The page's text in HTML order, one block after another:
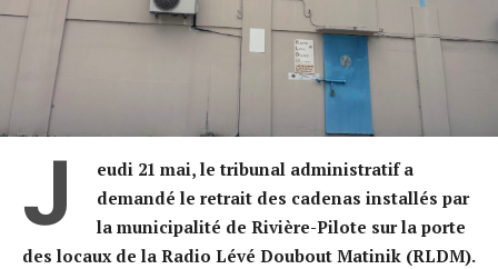
J
eudi 21 mai, le tribunal administratif a
demandé le retrait des cadenas installés par
la municipalité de Rivière-Pilote sur la porte
des locaux de la Radio Lévé Doubout Matinik (RLDM).